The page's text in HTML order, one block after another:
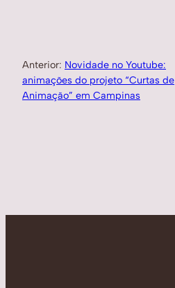
Anterior: Novidade no Youtube:
animações do projeto “Curtas de
Animação” em Campinas